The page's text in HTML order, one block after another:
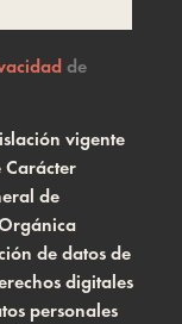
de
vigente
Carácter
de
de datos de
digitales
personales